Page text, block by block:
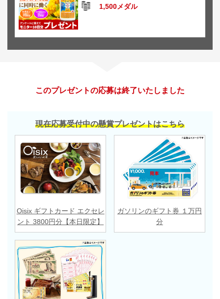
1,500メダル
このプレゼントの応募は終了いたしました
現在応募受付中の懸賞プレゼントはこちら
Oisix ギフトカード エクセレ
ント 3800円分【本日限定】
ガソリンのギフト券 １万円
分